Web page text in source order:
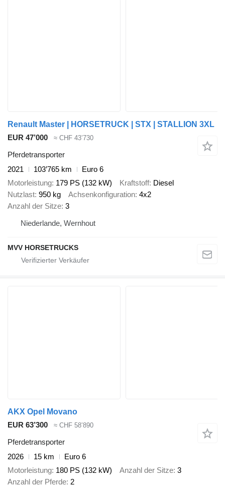
Renault Master | HORSETRUCK | STX | STALLION 3XL
EUR 47’000
≈ CHF 43’730
Pferdetransporter
2021
103’765 km
Euro 6
Motorleistung 179 PS (132 kW) Kraftstoff Diesel
Nutzlast 950 kg Achsenkonfiguration 4x2
Anzahl der Sitze 3
Niederlande, Wernhout
MVV HORSETRUCKS
AKX Opel Movano
EUR 63’300
≈ CHF 58’890
Pferdetransporter
2026
15 km
Euro 6
Motorleistung 180 PS (132 kW) Anzahl der Sitze 3
Anzahl der Pferde 2